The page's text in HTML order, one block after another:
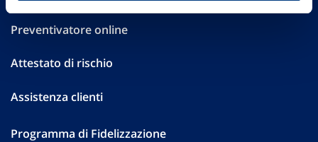
Preventivatore online
Attestato di rischio
Assistenza clienti
Programma di Fidelizzazione